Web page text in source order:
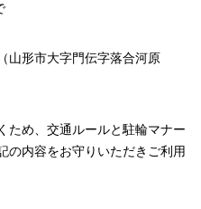
山形市大字門伝字落合河原
ため、交通ルールと駐輪マナー
の内容をお守りいただきご利用